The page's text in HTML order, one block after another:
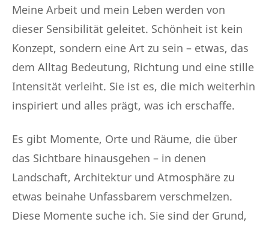
Meine Arbeit und mein Leben werden von
dieser Sensibilität geleitet. Schönheit ist kein
Konzept, sondern eine Art zu sein – etwas, das
dem Alltag Bedeutung, Richtung und eine stille
Intensität verleiht. Sie ist es, die mich weiterhin
inspiriert und alles prägt, was ich erschaffe.
Es gibt Momente, Orte und Räume, die über
das Sichtbare hinausgehen – in denen
Landschaft, Architektur und Atmosphäre zu
etwas beinahe Unfassbarem verschmelzen.
Diese Momente suche ich. Sie sind der Grund,